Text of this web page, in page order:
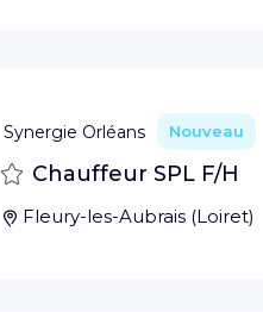
Synergie Orléans Nouveau
Sauvegarder
Chauffeur SPL F/H
Fleury-les-Aubrais(Loiret)